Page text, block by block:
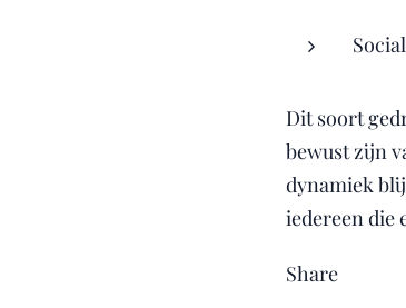
Dit soort
bewust zijn
dynamiek
iedereen die
Share